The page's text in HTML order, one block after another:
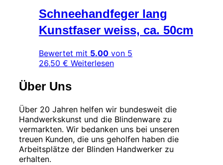
Schneehandfeger lang
Kunstfaser weiss, ca. 50cm
Bewertet mit 5.00 von 5
26,50 € Weiterlesen
Über Uns
Über 20 Jahren helfen wir bundesweit die
Handwerkskunst und die Blindenware zu
vermarkten. Wir bedanken uns bei unseren
treuen Kunden, die uns geholfen haben die
Arbeitsplätze der Blinden Handwerker zu
erhalten.